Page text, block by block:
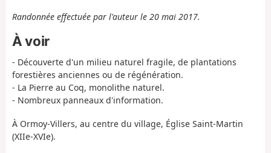
Randonnée effectuée par l'auteur le 20 mai 2017.
À voir
- Découverte d'un milieu naturel fragile, de plantations
forestières anciennes ou de régénération.
- La Pierre au Coq, monolithe naturel.
- Nombreux panneaux d'information.
À Ormoy-Villers, au centre du village, Église Saint-Martin
(XIIe-XVIe).